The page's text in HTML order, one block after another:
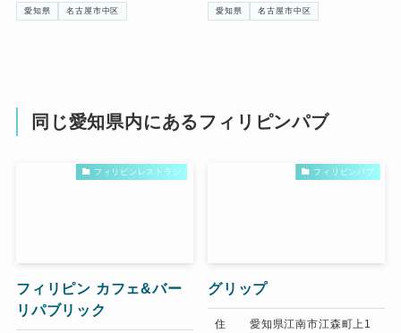
愛知県 名古屋市中区 愛知県 名古屋市中区
同じ愛知県内にあるフィリピンパブ
フィリピンレストラン
フィリピン カフェ&バー
リパブリック
フィリピンパブ
グリップ
住
愛知県江南市江森町上1